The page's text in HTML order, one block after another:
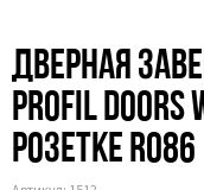
Дверная
Profil Doors
розетке RO86